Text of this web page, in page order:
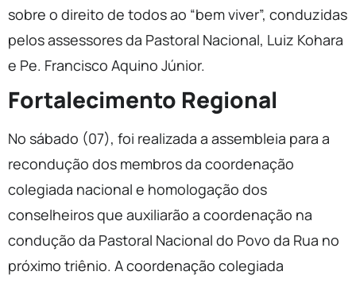
sobre o direito de todos ao “bem viver”, conduzidas
pelos assessores da Pastoral Nacional, Luiz Kohara
e Pe. Francisco Aquino Júnior.
Fortalecimento Regional
No sábado (07), foi realizada a assembleia para a
recondução dos membros da coordenação
colegiada nacional e homologação dos
conselheiros que auxiliarão a coordenação na
condução da Pastoral Nacional do Povo da Rua no
próximo triênio. A coordenação colegiada